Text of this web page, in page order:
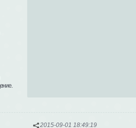
2015-09-01 18:49:19